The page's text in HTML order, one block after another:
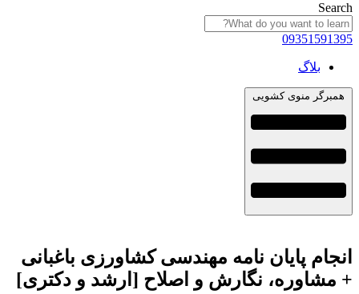
Search
09351591395
بلاگ
همبرگر منوی کشویی
انجام پایان نامه مهندسی کشاورزی باغبانی
+ مشاوره، نگارش و اصلاح [ارشد و دکتری]